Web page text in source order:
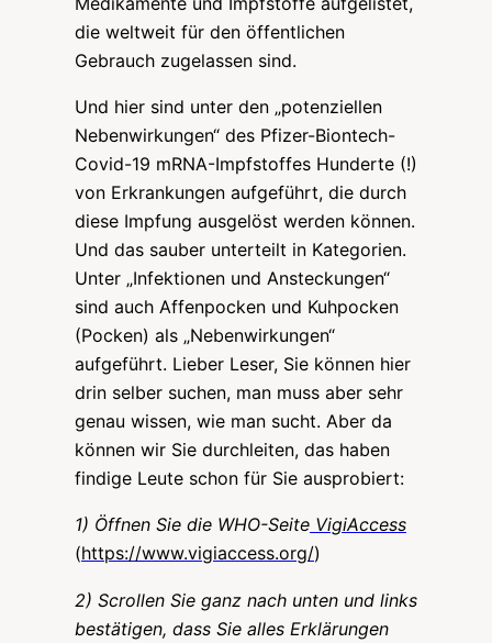
die weltweit für den öffentlichen
Gebrauch zugelassen sind.
Und hier sind unter den „potenziellen
Nebenwirkungen“ des Pfizer-Biontech-
Covid-19 mRNA-Impfstoffes Hunderte (!)
von Erkrankungen aufgeführt, die durch
diese Impfung ausgelöst werden können.
Und das sauber unterteilt in Kategorien.
Unter „Infektionen und Ansteckungen“
sind auch Affenpocken und Kuhpocken
(Pocken) als „Nebenwirkungen“
aufgeführt. Lieber Leser, Sie können hier
drin selber suchen, man muss aber sehr
genau wissen, wie man sucht. Aber da
können wir Sie durchleiten, das haben
findige Leute schon für Sie ausprobiert:
1) Öffnen Sie die WHO-Seite VigiAccess
(https://www.vigiaccess.org/)
2) Scrollen Sie ganz nach unten und links
bestätigen, dass Sie alles Erklärungen